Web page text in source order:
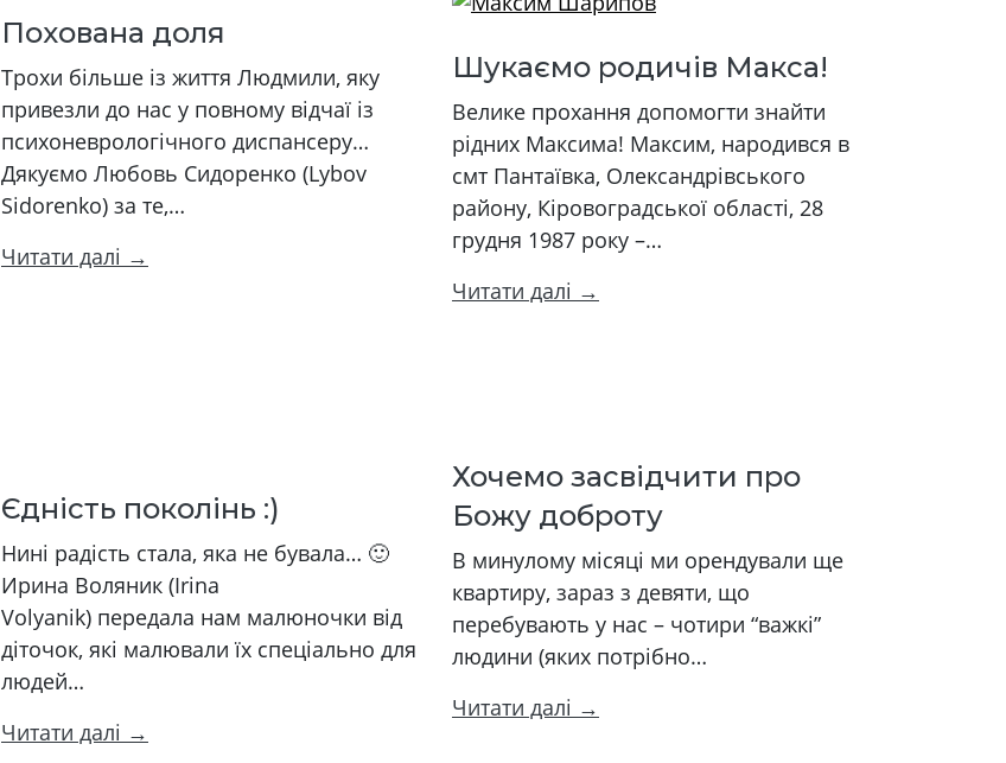
Похована доля
Трохи більше із життя Людмили, яку
привезли до нас у повному відчаї із
психоневрологічного диспансеру…
Дякуємо Любовь Сидоренко (Lybov
Sidorenko) за те,…
Читати далі →
Шукаємо родичів Макса!
Велике прохання допомогти знайти
рідних Максима! Максим, народився в
смт Пантаївка, Олександрівського
району, Кіровоградської області, 28
грудня 1987 року –…
Читати далі →
Єдність поколінь :)
Нині радість стала, яка не бувала… 🙂
Ирина Воляник (Irina
Volyanik) передала нам малюночки від
діточок, які малювали їх спеціально для
людей…
Читати далі →
Хочемо засвідчити про
Божу доброту
В минулому місяці ми орендували ще
квартиру, зараз з девяти, що
перебувають у нас – чотири “важкі”
людини (яких потрібно…
Читати далі →